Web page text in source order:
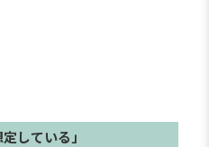
している」